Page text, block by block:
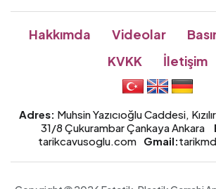
Hakkımda Videolar
KVKK
İletişim
Adres: Muhsin Yazıcıoğlu Caddesi,
31/8 Çukurambar Çankaya Ankara
tarikcavusoglu.com
Gmail:tarikmd